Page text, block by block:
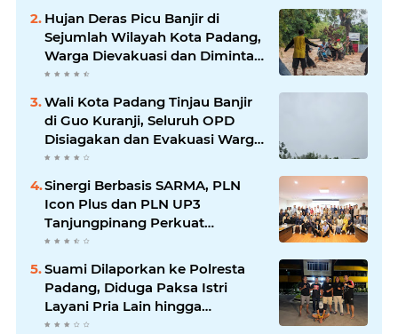
Hujan Deras Picu Banjir di
Sejumlah Wilayah Kota Padang,
Warga Dievakuasi dan Diminta
Waspada Banjir Susulan
Wali Kota Padang Tinjau Banjir
di Guo Kuranji, Seluruh OPD
Disiagakan dan Evakuasi Warga
Dipercepat
Sinergi Berbasis SARMA, PLN
Icon Plus dan PLN UP3
Tanjungpinang Perkuat
Kolaborasi Strategis
Suami Dilaporkan ke Polresta
Padang, Diduga Paksa Istri
Layani Pria Lain hingga
Berulang Kali